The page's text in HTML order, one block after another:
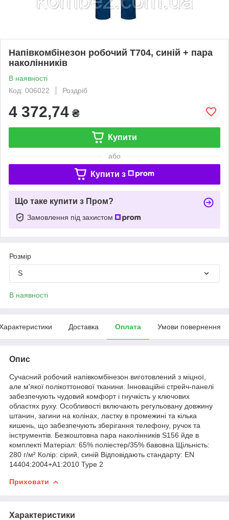
Напівкомбінезон робочий T704, синій + пара
наколінників
В наявності
Код: 006022
Роздріб
4 372,74 ₴
Купити
або
Купити з
Що таке купити з Пром?
Замовлення під захистом
Розмір
S
В наявності
Доставка Оплата Умови повернення
Опис
Сучасний робочий напівкомбінезон виготовлений з міцної,
але м'якої полікоттонової тканини. Інноваційні стрейч-панелі
забезпечують чудовий комфорт і гнучкість у ключових
областях руху. Особливості включають регульовану довжину
штанин, загини на колінах, ластку в промежині та кілька
кишень, що забезпечують зберігання телефону, ручок та
інструментів. Безкоштовна пара наколінників S156 йде в
комплекті Матеріал: 65% поліестер/35% бавовна Щільність:
280 г/м² Колір: сірий, синій Відповідають стандарту: EN
14404:2004+A1:2010 Type 2
Приховати
Характеристики